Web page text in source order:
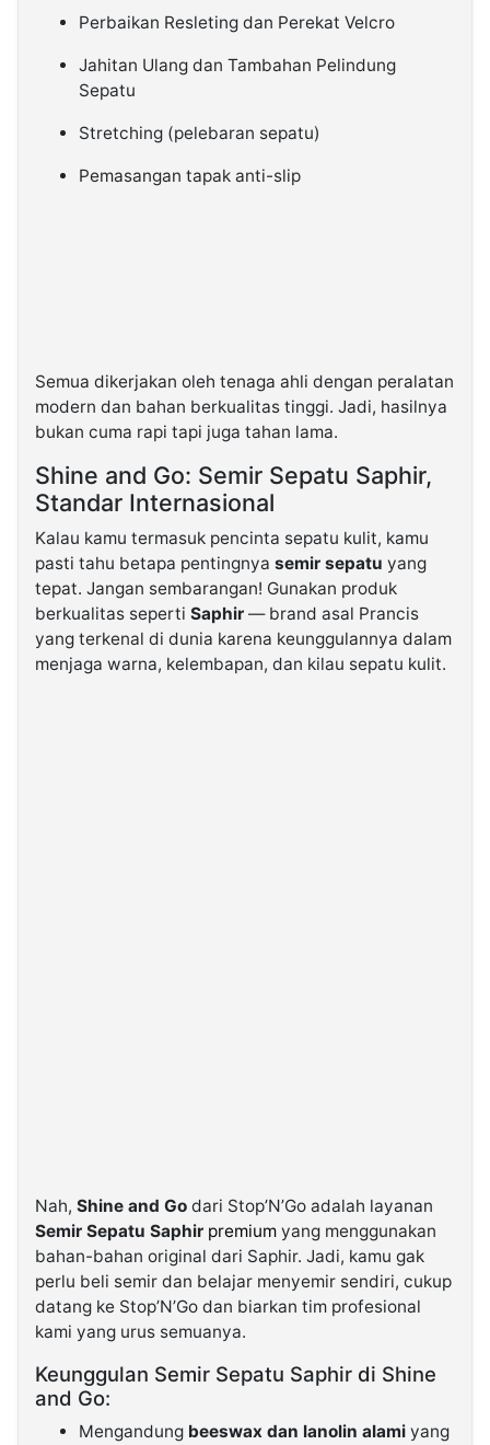
Perbaikan Resleting dan Perekat Velcro
Jahitan Ulang dan Tambahan Pelindung
Sepatu
Stretching (pelebaran sepatu)
Pemasangan tapak anti-slip
Semua dikerjakan oleh tenaga ahli dengan peralatan
modern dan bahan berkualitas tinggi. Jadi, hasilnya
bukan cuma rapi tapi juga tahan lama.
Shine and Go: Semir Sepatu Saphir,
Standar Internasional
Kalau kamu termasuk pencinta sepatu kulit, kamu
pasti tahu betapa pentingnya semir sepatu yang
tepat. Jangan sembarangan! Gunakan produk
berkualitas seperti Saphir — brand asal Prancis
yang terkenal di dunia karena keunggulannya dalam
menjaga warna, kelembapan, dan kilau sepatu kulit.
Nah, Shine and Go dari Stop’N’Go adalah layanan
Semir Sepatu Saphir premium yang menggunakan
bahan-bahan original dari Saphir. Jadi, kamu gak
perlu beli semir dan belajar menyemir sendiri, cukup
datang ke Stop’N’Go dan biarkan tim profesional
kami yang urus semuanya.
Keunggulan Semir Sepatu Saphir di Shine
and Go:
Mengandung beeswax dan lanolin alami yang